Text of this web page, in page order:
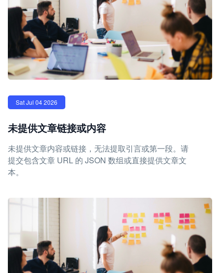
Sat Jul 04 2026
未提供文章链接或内容
未提供文章内容或链接，无法提取引言或第一段。请
提交包含文章 URL 的 JSON 数组或直接提供文章文
本。